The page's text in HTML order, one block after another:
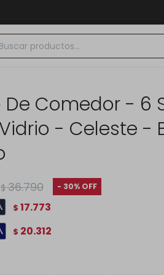
Comedor - 6
- Celeste -
$ 36.790 30
$ 17.773
$ 20.312